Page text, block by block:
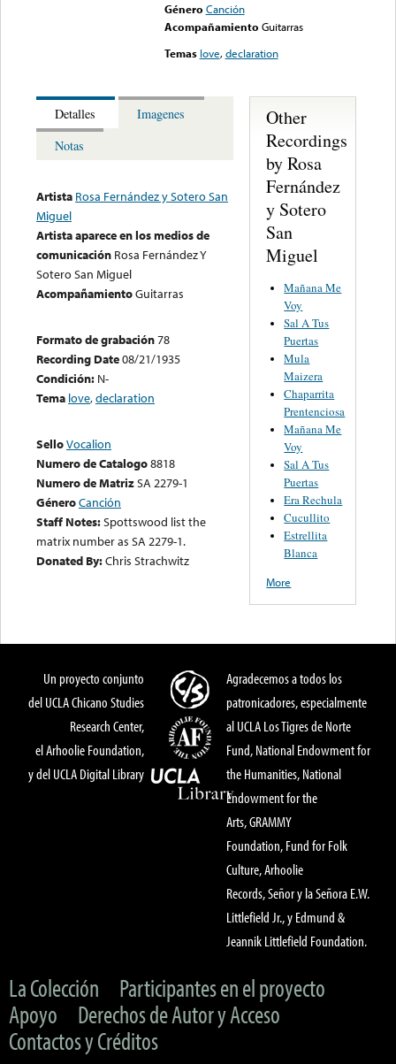
Género Canción
Acompañamiento Guitarras
Temas love,declaration
Detalles
Imagenes
Notas
Artista Rosa Fernández y Sotero San
Miguel
Artista aparece en los medios de
comunicación Rosa Fernández Y
Sotero San Miguel
AcompañamientoGuitarras
Formato de grabación78
Recording Date08/21/1935
Condición: N-
Tema love,declaration
SelloVocalion
Numero de Catalogo8818
Numero de MatrizSA 2279-1
GéneroCanción
Staff Notes:Spottswood list the
matrix number as SA 2279-1.
Donated By:Chris Strachwitz
Other
Recordings
by Rosa
Fernández
y Sotero
San
Miguel
Mañana Me
Voy
Sal A Tus
Puertas
Mula
Maizera
Chaparrita
Prentenciosa
Mañana Me
Voy
Sal A Tus
Puertas
Era Rechula
Cucullito
Estrellita
Blanca
More
Un proyecto conjunto
del UCLA Chicano Studies
Research Center,
el Arhoolie Foundation,
y del UCLA Digital Library
Agradecemos a todos los
patronicadores, especialmente
al UCLA Los Tigres de Norte
Fund, National Endowment for
the Humanities, National
Endowment for the
Arts, GRAMMY
Foundation, Fund for Folk
Culture, Arhoolie
Records, Señor y la Señora E.W.
Littlefield Jr., y Edmund &
Jeannik Littlefield Foundation.
La Colección
Participantes en el proyecto
Apoyo
Derechos de Autor y Acceso
Contactos y Créditos